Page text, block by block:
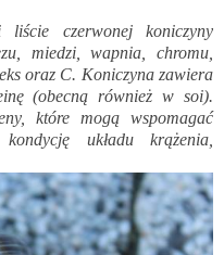
czerwonej koniczyny
miedzi, wapnia, chromu,
oraz C. Koniczyna zawiera
(obecną również w soi).
które mogą wspomagać
układu krążenia,